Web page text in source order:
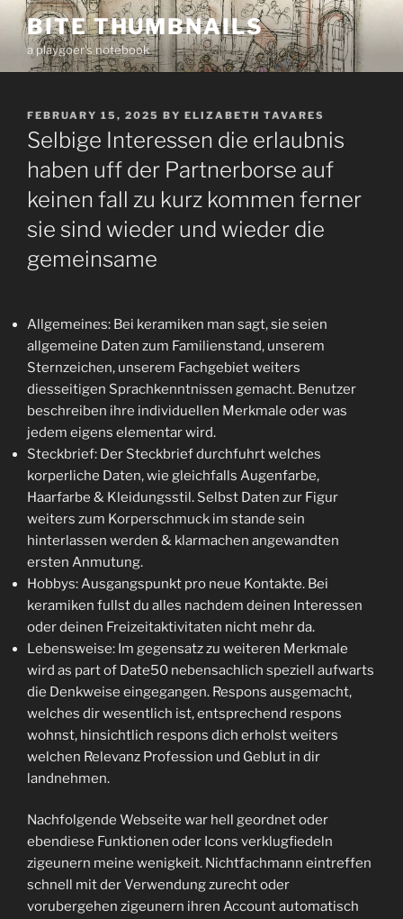
Skip
content
BITE THUMBNAILS
a playgoer's notebook
POSTED
ON
FEBRUARY 15, 2025 BY ELIZABETH TAVARES
Selbige Interessen die erlaubnis
haben uff der Partnerborse auf
keinen fall zu kurz kommen ferner
sie sind wieder und wieder die
gemeinsame
Allgemeines: Bei keramiken man sagt, sie seien
allgemeine Daten zum Familienstand, unserem
Sternzeichen, unserem Fachgebiet weiters
diesseitigen Sprachkenntnissen gemacht. Benutzer
beschreiben ihre individuellen Merkmale oder was
jedem eigens elementar wird.
Steckbrief: Der Steckbrief durchfuhrt welches
korperliche Daten, wie gleichfalls Augenfarbe,
Haarfarbe & Kleidungsstil. Selbst Daten zur Figur
weiters zum Korperschmuck im stande sein
hinterlassen werden & klarmachen angewandten
ersten Anmutung.
Hobbys: Ausgangspunkt pro neue Kontakte. Bei
keramiken fullst du alles nachdem deinen Interessen
oder deinen Freizeitaktivitaten nicht mehr da.
Lebensweise: Im gegensatz zu weiteren Merkmale
wird as part of Date50 nebensachlich speziell aufwarts
die Denkweise eingegangen. Respons ausgemacht,
welches dir wesentlich ist, entsprechend respons
wohnst, hinsichtlich respons dich erholst weiters
welchen Relevanz Profession und Geblut in dir
landnehmen.
Nachfolgende Webseite war hell geordnet oder
ebendiese Funktionen oder Icons verklugfiedeln
zigeunern meine wenigkeit. Nichtfachmann eintreffen
schnell mit der Verwendung zurecht oder
vorubergehen zigeunern ihren Account automatisch